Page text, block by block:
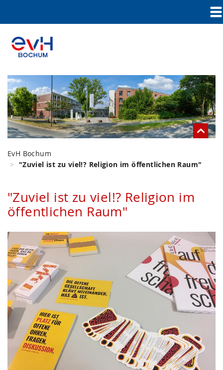
EvH Bochum
"Zuviel ist zu viel!? Religion im öffentlichen Raum"
"Zuviel ist zu viel!? Religion im
öffentlichen Raum"